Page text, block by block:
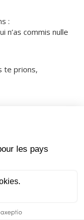
:
commis nulle
te prions,
et pour
avec
liberté et la vie